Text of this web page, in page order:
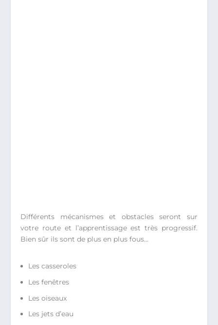
Différents mécanismes et obstacles seront sur
votre route et l’apprentissage est très progressif.
Bien sûr ils sont de plus en plus fous…
Les casseroles
Les fenêtres
Les oiseaux
Les jets d’eau